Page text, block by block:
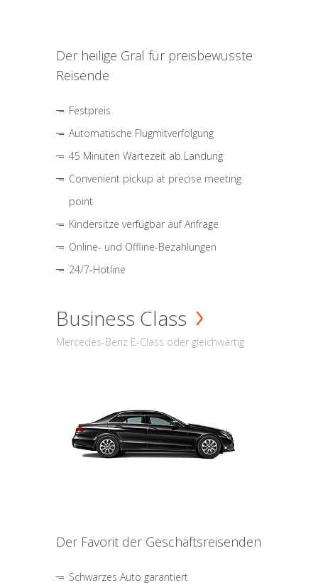
Der heilige Gral für preisbewusste
Reisende
Festpreis
Automatische Flugmitverfolgung
45 Minuten Wartezeit ab Landung
Convenient pickup at precise meeting
point
Kindersitze verfügbar auf Anfrage
Online- und Offline-Bezahlungen
24/7-Hotline
Business Class
Mercedes-Benz E-Class oder gleichwärtig
Der Favorit der Geschäftsreisenden
Schwarzes Auto garantiert